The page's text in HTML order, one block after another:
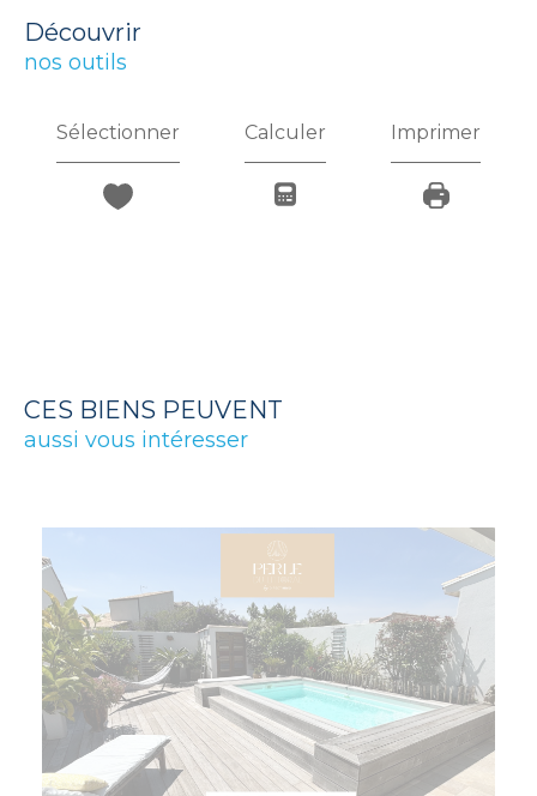
découvrir
nos outils
Sélectionner Calculer Imprimer
CES BIENS PEUVENT
aussi vous intéresser